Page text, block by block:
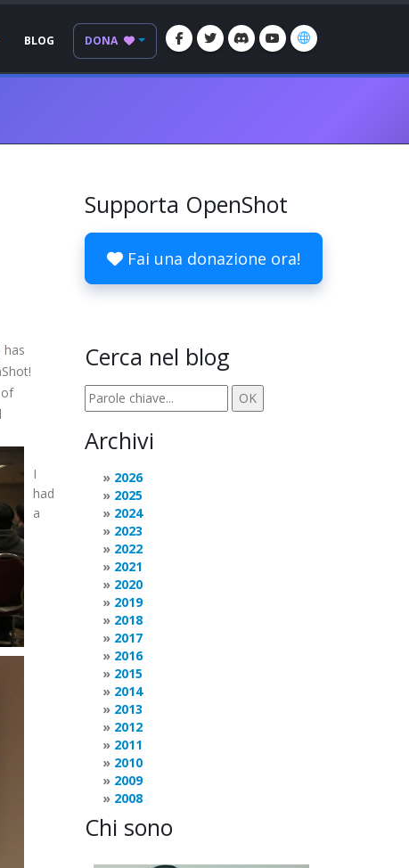
BLOG DONA
has
I
had
a
Supporta OpenShot
Fai una donazione ora!
Cerca nel blog
Archivi
2026
2025
2024
2023
2022
2021
2020
2019
2018
2017
2016
2015
2014
2013
2012
2011
2010
2009
2008
Chi sono